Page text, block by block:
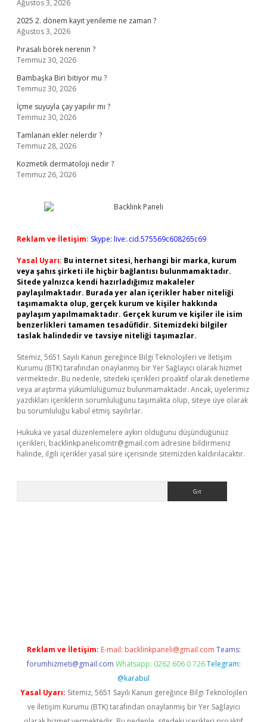
Ağustos 3, 2026
2025 2. dönem kayıt yenileme ne zaman ?
Ağustos 3, 2026
Pırasalı börek nerenin ?
Temmuz 30, 2026
Bambaşka Biri bitiyor mu ?
Temmuz 30, 2026
İçme suyuyla çay yapılır mı ?
Temmuz 30, 2026
Tamlanan ekler nelerdir ?
Temmuz 28, 2026
Kozmetik dermatoloji nedir ?
Temmuz 26, 2026
Reklam ve İletişim: Skype: live:.cid.575569c608265c69
Yasal Uyarı: Bu internet sitesi, herhangi bir marka, kurum
veya şahıs şirketi ile hiçbir bağlantısı bulunmamaktadır.
Sitede yalnızca kendi hazırladığımız makaleler
paylaşılmaktadır. Burada yer alan içerikler haber niteliği
taşımamakta olup, gerçek kurum ve kişiler hakkında
paylaşım yapılmamaktadır. Gerçek kurum ve kişiler ile isim
benzerlikleri tamamen tesadüfidir. Sitemizdeki bilgiler
taslak halindedir ve tavsiye niteliği taşımazlar.
Sitemiz, 5651 Sayılı Kanun gereğince Bilgi Teknolojileri ve İletişim
Kurumu (BTK) tarafından onaylanmış bir Yer Sağlayıcı olarak hizmet
vermektedir. Bu nedenle, sitedeki içerikleri proaktif olarak denetleme
veya araştırma yükümlülüğümüz bulunmamaktadır. Ancak, üyelerimiz
yazdıkları içeriklerin sorumluluğunu taşımakta olup, siteye üye olarak
bu sorumluluğu kabul etmiş sayılırlar.
Hukuka ve yasal düzenlemelere aykırı olduğunu düşündüğünüz
içerikleri, backlinkpanelicomtr@gmail.com adresine bildirmeniz
halinde, ilgili içerikler yasal süre içerisinde sitemizden kaldırılacaktır.
Reklam ve İletişim: E-mail: backlinkpaneli@gmail.com Teams:
forumhizmeti@gmail.com Whatsapp: 0262 606 0 726 Telegram:
@karabul
Yasal Uyarı: Sitemiz, 5651 Sayılı Kanun gereğince Bilgi Teknolojileri
ve İletişim Kurumu (BTK) tarafından onaylanmış bir Yer Sağlayıcı